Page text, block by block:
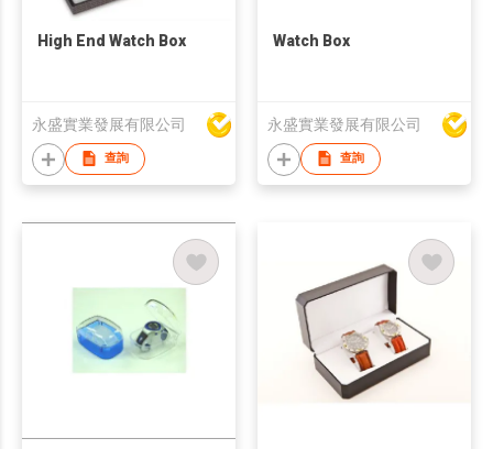
High End Watch Box
永盛實業發展有限公司
查詢
Watch Box
永盛實業發展有限公司
查詢